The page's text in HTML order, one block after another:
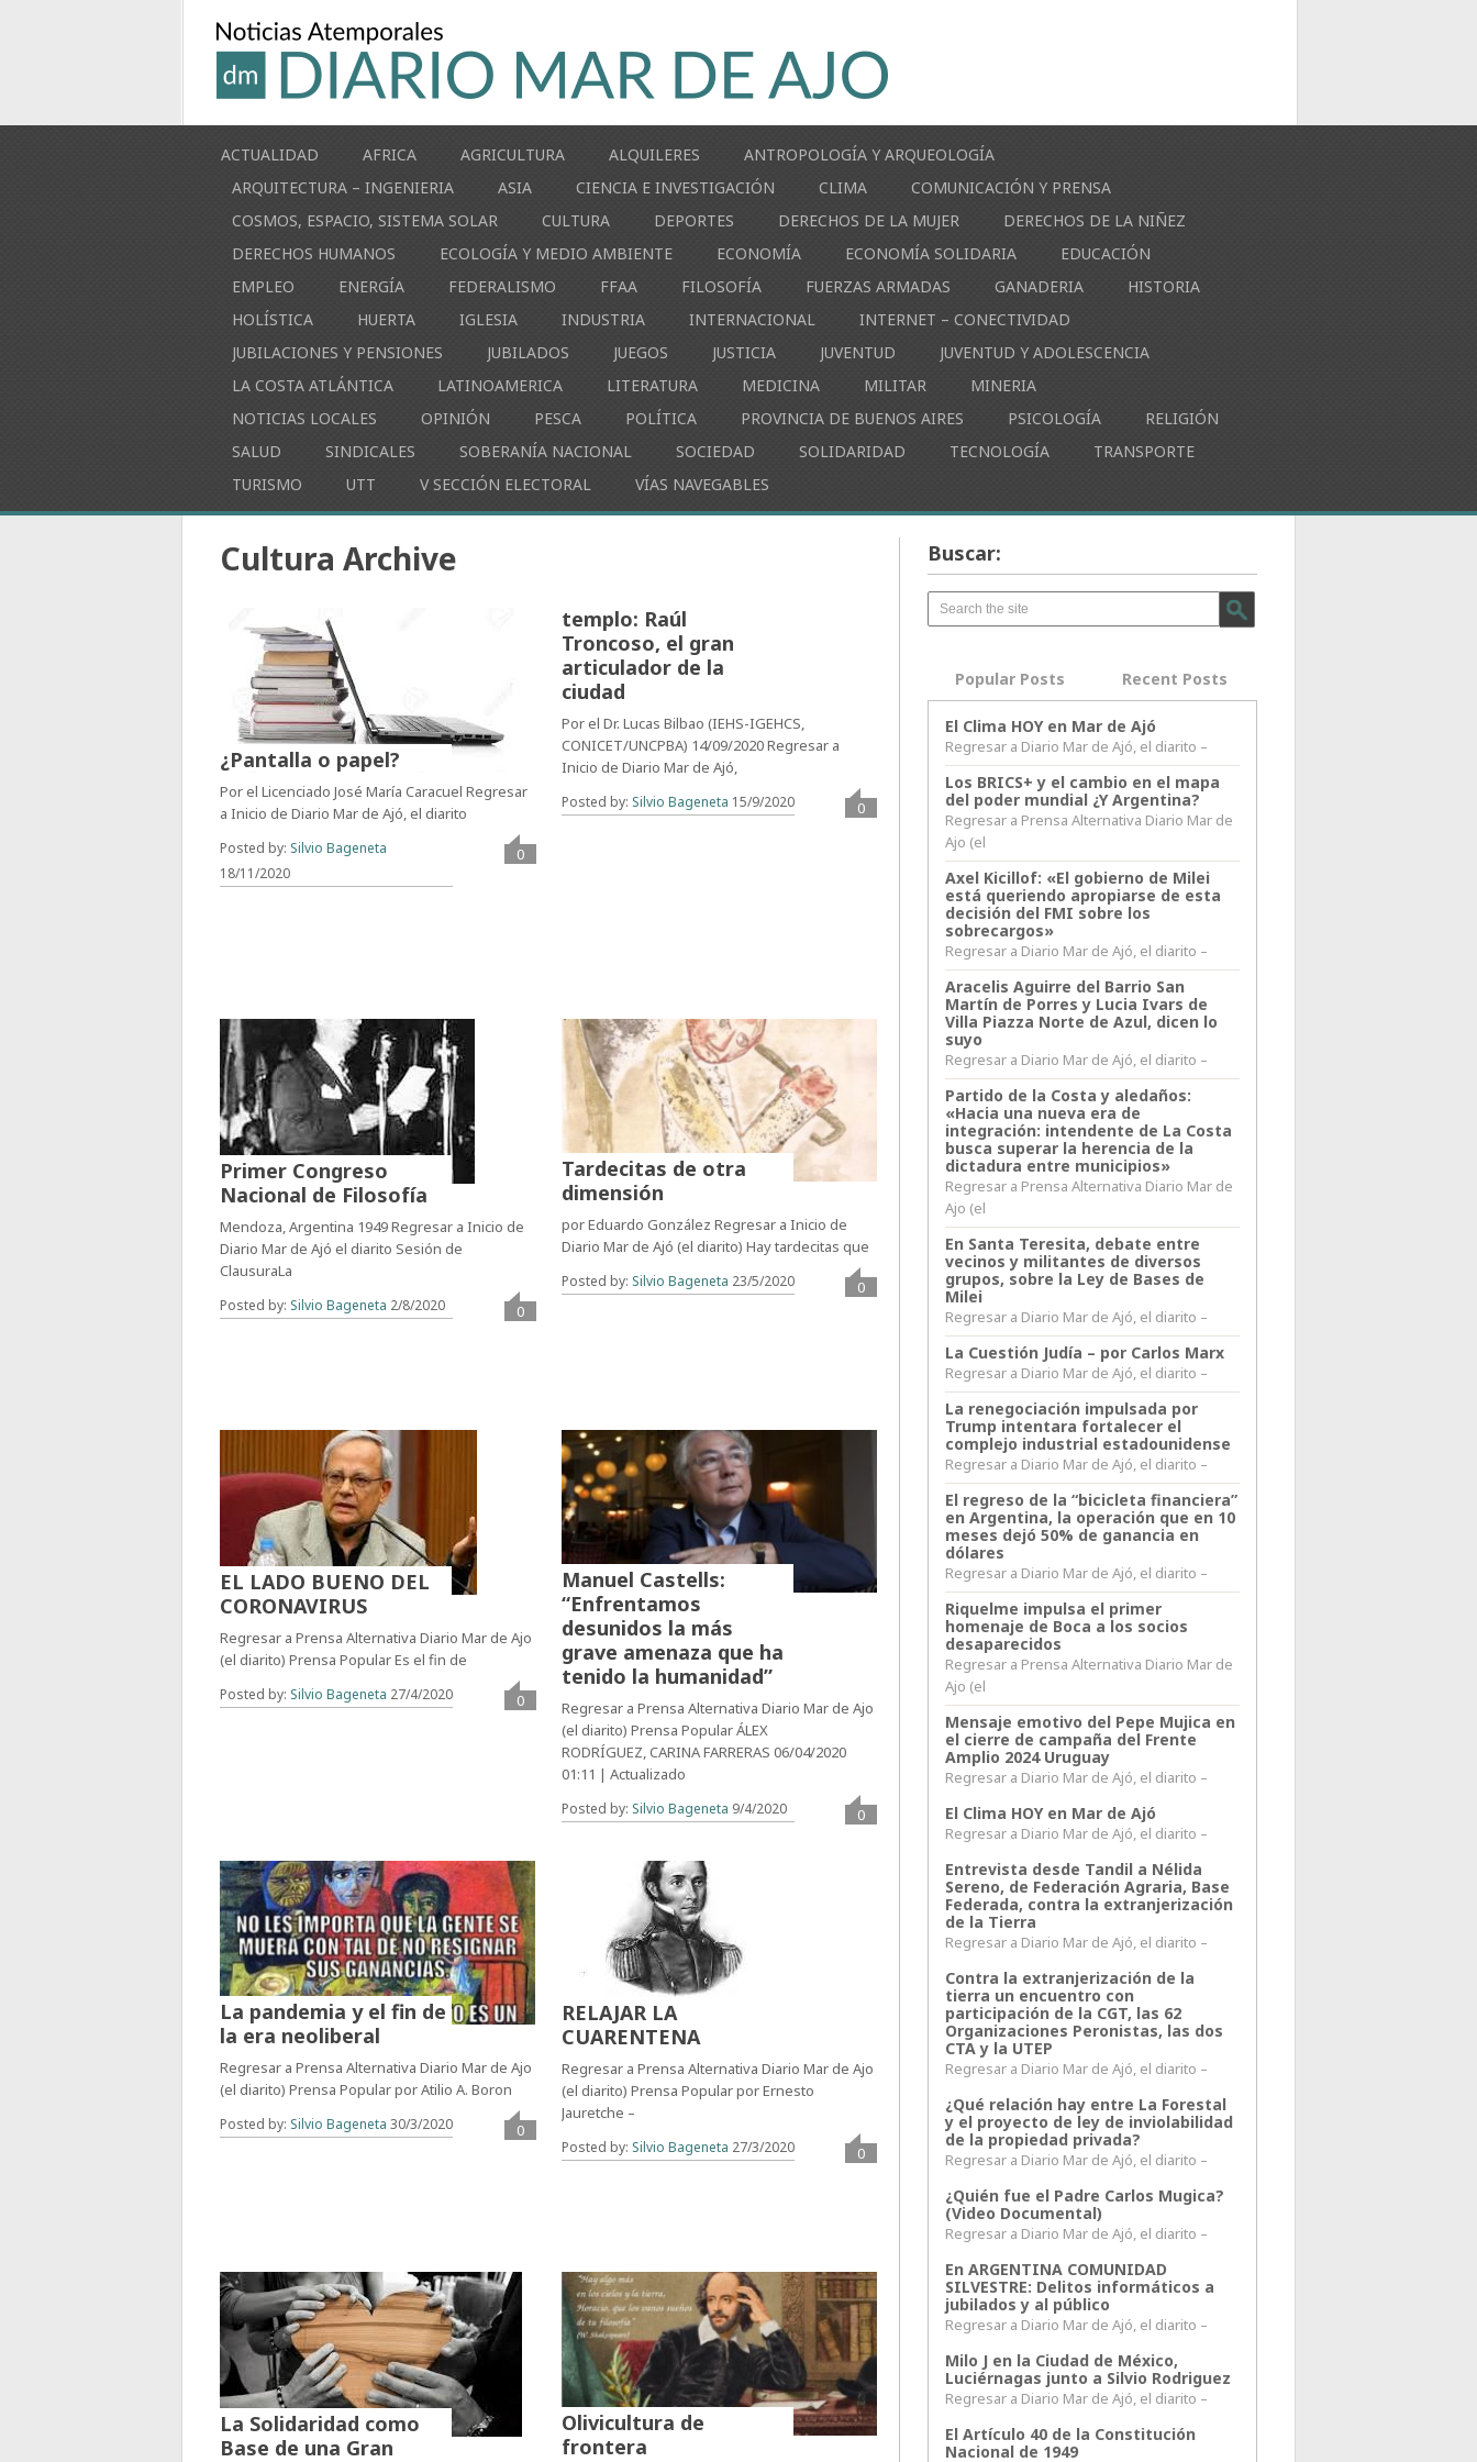
ACTUALIDAD AFRICA AGRICULTURA ALQUILERES
ANTROPOLOGÍA Y ARQUEOLOGÍA
ARQUITECTURA – INGENIERIA
ASIA CIENCIA E INVESTIGACIÓN CLIMA
COMUNICACIÓN Y PRENSA
COSMOS, ESPACIO, SISTEMA SOLAR
CULTURA DEPORTES DERECHOS DE LA MUJER
DERECHOS DE LA NIÑEZ
DERECHOS HUMANOS
ECOLOGÍA Y MEDIO AMBIENTE ECONOMÍA ECONOMÍA SOLIDARIA
EDUCACIÓN
EMPLEO
ENERGÍA FEDERALISMO FFAA FILOSOFÍA FUERZAS ARMADAS GANADERIA
HISTORIA
HOLÍSTICA
HUERTA IGLESIA INDUSTRIA INTERNACIONAL
INTERNET – CONECTIVIDAD
JUBILACIONES Y PENSIONES
JUBILADOS JUEGOS JUSTICIA JUVENTUD
JUVENTUD Y ADOLESCENCIA
LA COSTA ATLÁNTICA
LATINOAMERICA LITERATURA MEDICINA MILITAR
MINERIA
NOTICIAS LOCALES
OPINIÓN PESCA POLÍTICA PROVINCIA DE BUENOS AIRES PSICOLOGÍA
RELIGIÓN
SALUD
SINDICALES SOBERANÍA NACIONAL SOCIEDAD SOLIDARIDAD TECNOLOGÍA
TRANSPORTE
TURISMO
UTT V SECCIÓN ELECTORAL VÍAS NAVEGABLES
Cultura Archive
¿Pantalla o papel?
Por el Licenciado José María Caracuel Regresar
a Inicio de Diario Mar de Ajó, el diarito
Posted by: Silvio Bageneta
18/11/2020
0
templo: Raúl
Troncoso, el gran
articulador de la
ciudad
Por el Dr. Lucas Bilbao (IEHS-IGEHCS,
CONICET/UNCPBA) 14/09/2020 Regresar a
Inicio de Diario Mar de Ajó,
Posted by: Silvio Bageneta 15/9/2020 0
Primer Congreso
Nacional de Filosofía
Mendoza, Argentina 1949 Regresar a Inicio de
Diario Mar de Ajó el diarito Sesión de
ClausuraLa
Posted by: Silvio Bageneta 2/8/2020 0
Tardecitas de otra
dimensión
por Eduardo González Regresar a Inicio de
Diario Mar de Ajó (el diarito) Hay tardecitas que
Posted by: Silvio Bageneta 23/5/2020 0
EL LADO BUENO DEL
CORONAVIRUS
Regresar a Prensa Alternativa Diario Mar de Ajo
(el diarito) Prensa Popular Es el fin de
Posted by: Silvio Bageneta 27/4/2020 0
Manuel Castells:
“Enfrentamos
desunidos la más
grave amenaza que ha
tenido la humanidad”
Regresar a Prensa Alternativa Diario Mar de Ajo
(el diarito) Prensa Popular ÁLEX
RODRÍGUEZ, CARINA FARRERAS 06/04/2020
01:11 | Actualizado
Posted by: Silvio Bageneta 9/4/2020 0
La pandemia y el fin de
la era neoliberal
Regresar a Prensa Alternativa Diario Mar de Ajo
(el diarito) Prensa Popular por Atilio A. Boron
Posted by: Silvio Bageneta 30/3/2020 0
RELAJAR LA
CUARENTENA
Regresar a Prensa Alternativa Diario Mar de Ajo
(el diarito) Prensa Popular por Ernesto
Jauretche –
Posted by: Silvio Bageneta 27/3/2020 0
La Solidaridad como
Base de una Gran
Olivicultura de
frontera
Buscar:
Popular Posts Recent Posts
El Clima HOY en Mar de Ajó
Regresar a Diario Mar de Ajó, el diarito –
Los BRICS+ y el cambio en el mapa
del poder mundial ¿Y Argentina?
Regresar a Prensa Alternativa Diario Mar de
Ajo (el
Axel Kicillof: «El gobierno de Milei
está queriendo apropiarse de esta
decisión del FMI sobre los
sobrecargos»
Regresar a Diario Mar de Ajó, el diarito –
Aracelis Aguirre del Barrio San
Martín de Porres y Lucia Ivars de
Villa Piazza Norte de Azul, dicen lo
suyo
Regresar a Diario Mar de Ajó, el diarito –
Partido de la Costa y aledaños:
«Hacia una nueva era de
integración: intendente de La Costa
busca superar la herencia de la
dictadura entre municipios»
Regresar a Prensa Alternativa Diario Mar de
Ajo (el
En Santa Teresita, debate entre
vecinos y militantes de diversos
grupos, sobre la Ley de Bases de
Milei
Regresar a Diario Mar de Ajó, el diarito –
La Cuestión Judía – por Carlos Marx
Regresar a Diario Mar de Ajó, el diarito –
La renegociación impulsada por
Trump intentara fortalecer el
complejo industrial estadounidense
Regresar a Diario Mar de Ajó, el diarito –
El regreso de la “bicicleta financiera”
en Argentina, la operación que en 10
meses dejó 50% de ganancia en
dólares
Regresar a Diario Mar de Ajó, el diarito –
Riquelme impulsa el primer
homenaje de Boca a los socios
desaparecidos
Regresar a Prensa Alternativa Diario Mar de
Ajo (el
Mensaje emotivo del Pepe Mujica en
el cierre de campaña del Frente
Amplio 2024 Uruguay
Regresar a Diario Mar de Ajó, el diarito –
El Clima HOY en Mar de Ajó
Regresar a Diario Mar de Ajó, el diarito –
Entrevista desde Tandil a Nélida
Sereno, de Federación Agraria, Base
Federada, contra la extranjerización
de la Tierra
Regresar a Diario Mar de Ajó, el diarito –
Contra la extranjerización de la
tierra un encuentro con
participación de la CGT, las 62
Organizaciones Peronistas, las dos
CTA y la UTEP
Regresar a Diario Mar de Ajó, el diarito –
¿Qué relación hay entre La Forestal
y el proyecto de ley de inviolabilidad
de la propiedad privada?
Regresar a Diario Mar de Ajó, el diarito –
¿Quién fue el Padre Carlos Mugica?
(Video Documental)
Regresar a Diario Mar de Ajó, el diarito –
En ARGENTINA COMUNIDAD
SILVESTRE: Delitos informáticos a
jubilados y al público
Regresar a Diario Mar de Ajó, el diarito –
Milo J en la Ciudad de México,
Luciérnagas junto a Silvio Rodriguez
Regresar a Diario Mar de Ajó, el diarito –
El Artículo 40 de la Constitución
Nacional de 1949